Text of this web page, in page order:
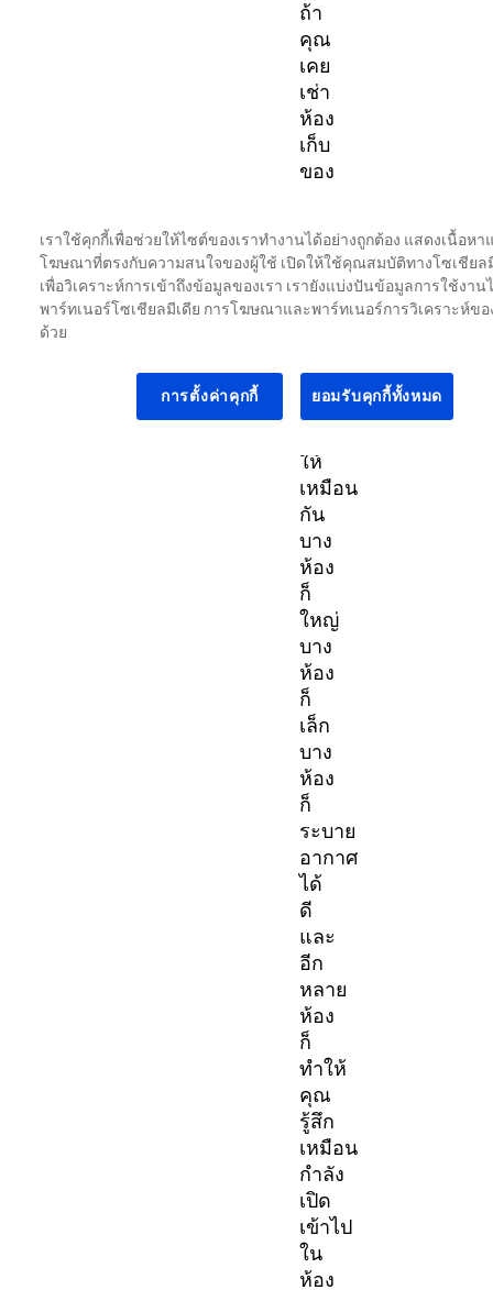
ถ้า
คุณ
เคย
เช่า
ห้อง
เก็บ
ของ
รู้
ว่า
ทุก
ได้
สร้าง
ให้
เหมือน
กัน
บาง
ห้อง
ก็
ใหญ่
บาง
ห้อง
ก็
เล็ก
บาง
ห้อง
ก็
ระบาย
อากาศ
ได้
ดี
และ
อีก
หลาย
ห้อง
ก็
ทำให้
คุณ
รู้สึก
เหมือน
กำลัง
เปิด
เข้าไป
ใน
ห้อง
เราใช้คุกกี้เพื่อช่วยให้ไซต์ของเราทำงานได้อย่างถูกต้อง แสดงเนื้อหา
โฆษณาที่ตรงกับความสนใจของผู้ใช้ เปิดให้ใช้คุณสมบัติทางโซเชียล
เพื่อวิเคราะห์การเข้าถึงข้อมูลของเรา เรายังแบ่งปันข้อมูลการใช้งาน
พาร์ทเนอร์โซเชียลมีเดีย การโฆษณาและพาร์ทเนอร์การวิเคราะห์ขอ
ด้วย
การตั้งค่าคุกกี้ ยอมรับคุกกี้ทั้งหมด